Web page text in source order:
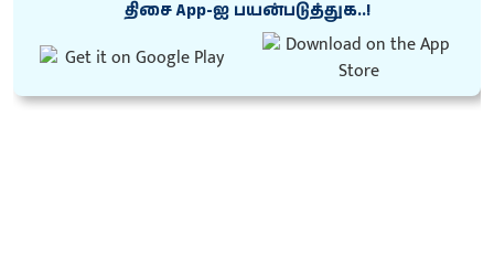
திசை App-ஐ பயன்படுத்துக..!